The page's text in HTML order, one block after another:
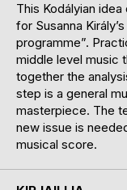
This Kodályian
for Susanna
programme”.
middle level music
together the
step is a general
masterpiece. The
new issue is
musical score.